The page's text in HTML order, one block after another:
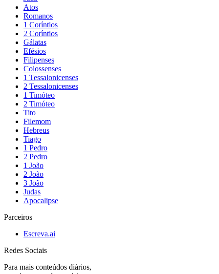
Atos
Romanos
1 Coríntios
2 Coríntios
Gálatas
Efésios
Filipenses
Colossenses
1 Tessalonicenses
2 Tessalonicenses
1 Timóteo
2 Timóteo
Tito
Filemom
Hebreus
Tiago
1 Pedro
2 Pedro
1 João
2 João
3 João
Judas
Apocalipse
Parceiros
Escreva.ai
Redes Sociais
Para mais conteúdos diários,